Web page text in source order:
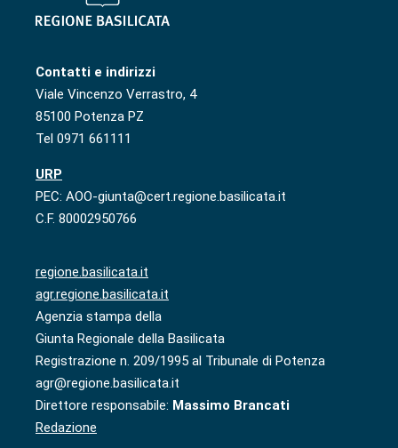
Contatti e indirizzi
Viale Vincenzo Verrastro, 4
85100 Potenza PZ
Tel 0971 661111
URP
PEC: AOO-giunta@cert.regione.basilicata.it
C.F. 80002950766
regione.basilicata.it
agr.regione.basilicata.it
Agenzia stampa della
Giunta Regionale della Basilicata
Registrazione n. 209/1995 al Tribunale di Potenza
agr@regione.basilicata.it
Direttore responsabile: Massimo Brancati
Redazione